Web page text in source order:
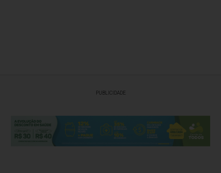
PUBLICIDADE